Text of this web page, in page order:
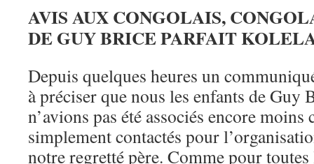
AVIS AUX CONGOLAIS,
DE GUY BRICE PARFAIT
Depuis quelques heures un
à préciser que nous les enfants de Guy
n’avions pas été associés encore
simplement contactés pour
notre regretté père. Comme pour toutes